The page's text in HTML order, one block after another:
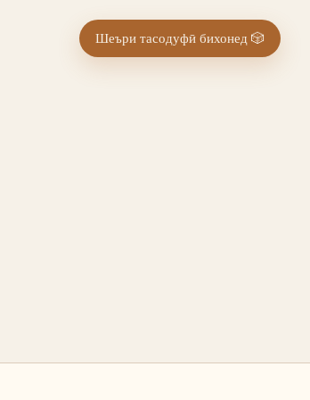
Шеъри тасодуфӣ бихонед 🎲